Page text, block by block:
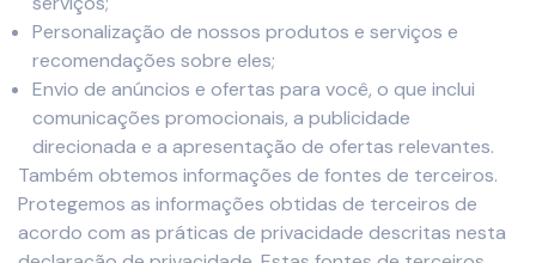
Personalização de nossos produtos e serviços e
recomendações sobre eles;
Envio de anúncios e ofertas para você, o que inclui
comunicações promocionais, a publicidade
direcionada e a apresentação de ofertas relevantes.
Também obtemos informações de fontes de terceiros.
Protegemos as informações obtidas de terceiros de
acordo com as práticas de privacidade descritas nesta